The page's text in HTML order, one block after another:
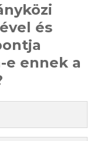
és
e ennek a